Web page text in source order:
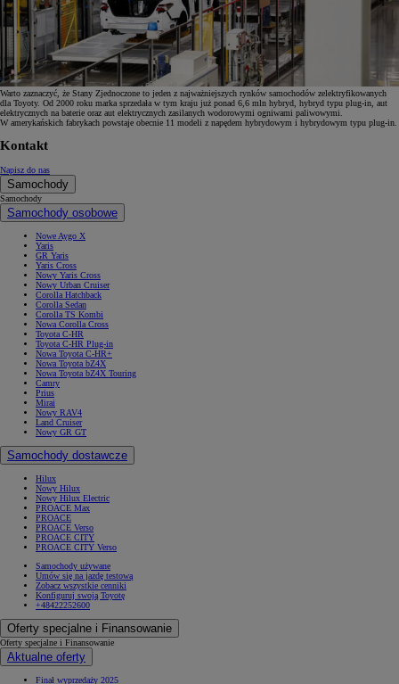
Warto zaznaczyć, że Stany Zjednoczone to jeden z najważniejszych rynków samochodów zelektryfikowanych
dla Toyoty. Od 2000 roku marka sprzedała w tym kraju już ponad 6,6 mln hybryd, hybryd typu plug-in, aut
elektrycznych na baterie oraz aut elektrycznych zasilanych wodorowymi ogniwami paliwowymi.
W amerykańskich fabrykach powstaje obecnie 11 modeli z napędem hybrydowym i hybrydowym typu plug-in.
Kontakt
Napisz do nas
Samochody
Samochody
Samochody osobowe
Nowe Aygo X
Yaris
GR Yaris
Yaris Cross
Nowy Yaris Cross
Nowy Urban Cruiser
Corolla Hatchback
Corolla Sedan
Corolla TS Kombi
Nowa Corolla Cross
Toyota C-HR
Toyota C-HR Plug-in
Nowa Toyota C-HR+
Nowa Toyota bZ4X
Nowa Toyota bZ4X Touring
Camry
Prius
Mirai
Nowy RAV4
Land Cruiser
Nowy GR GT
Samochody dostawcze
Hilux
Nowy Hilux
Nowy Hilux Electric
PROACE Max
PROACE
PROACE Verso
PROACE CITY
PROACE CITY Verso
Samochody używane
Umów się na jazdę testową
Zobacz wszystkie cenniki
Konfiguruj swoją Toyotę
+48422252600
Oferty specjalne i Finansowanie
Oferty specjalne i Finansowanie
Aktualne oferty
Finał wyprzedaży 2025